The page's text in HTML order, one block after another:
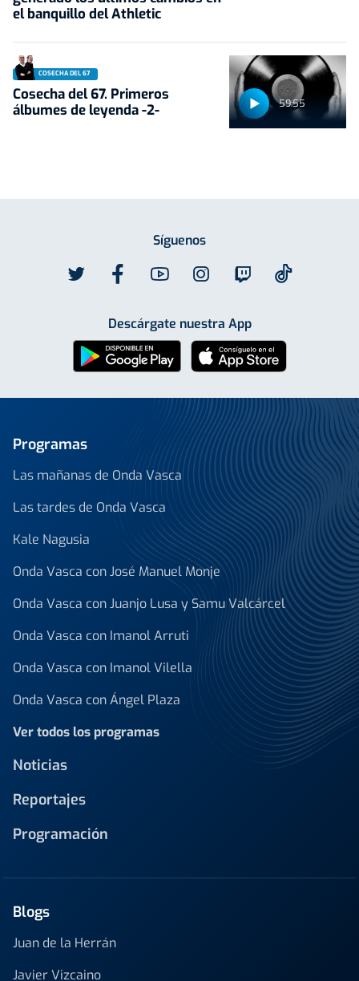
el banquillo del Athletic
59:55
COSECHA DEL 67
Cosecha del 67. Primeros
álbumes de leyenda -2-
Síguenos
Descárgate nuestra App
Programas
Las mañanas de Onda Vasca
Las tardes de Onda Vasca
Kale Nagusia
Onda Vasca con José Manuel Monje
Onda Vasca con Juanjo Lusa y Samu Valcárcel
Onda Vasca con Imanol Arruti
Onda Vasca con Imanol Vilella
Onda Vasca con Ángel Plaza
Ver todos los programas
Noticias
Reportajes
Programación
Blogs
Juan de la Herrán
Javier Vizcaino